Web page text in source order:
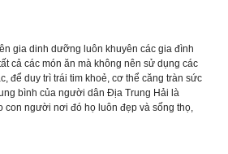
gia dinh dưỡng luôn khuyên các gia đình
cả các món ăn mà không nên sử dụng các
để duy trì trái tim khoẻ, cơ thể căng tràn sức
bình của người dân Địa Trung Hải là
con người nơi đó họ luôn đẹp và sống thọ,